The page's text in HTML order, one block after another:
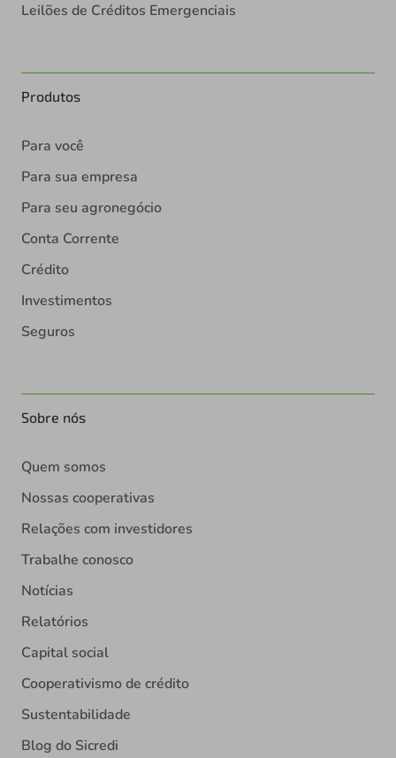
Leilões de Créditos Emergenciais
Produtos
Para você
Para sua empresa
Para seu agronegócio
Conta Corrente
Crédito
Investimentos
Seguros
Sobre nós
Quem somos
Nossas cooperativas
Relações com investidores
Trabalhe conosco
Notícias
Relatórios
Capital social
Cooperativismo de crédito
Sustentabilidade
Blog do Sicredi